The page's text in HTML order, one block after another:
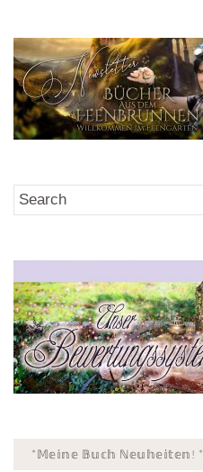
*𝕄𝕖𝕚𝕟𝕖 𝔹𝕦𝕔𝕙 ℕ𝕖𝕦𝕙𝕖𝕚𝕥𝕖𝕟! *